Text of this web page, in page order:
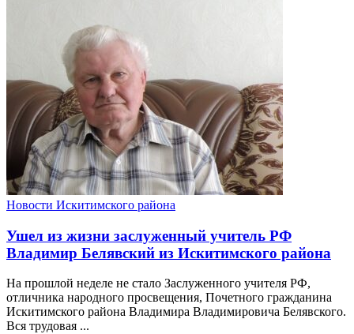
Новости Искитимского района
Ушел из жизни заслуженный учитель РФ
Владимир Белявский из Искитимского района
На прошлой неделе не стало Заслуженного учителя РФ,
отличника народного просвещения, Почетного гражданина
Искитимского района Владимира Владимировича Белявского.
Вся трудовая ...